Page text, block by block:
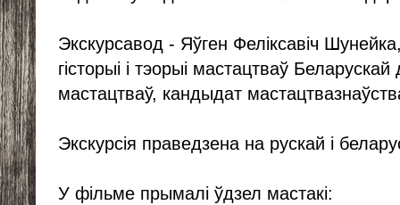
Экскурсавод - Яўген Феліксавіч
гісторыі і тэорыі мастацтваў
мастацтваў, кандыдат
Экскурсія праведзена на рускай і
У фільме прымалі ўдзел мастакі: